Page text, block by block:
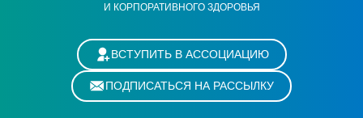
И КОРПОРАТИВНОГО ЗДОРОВЬЯ
ВСТУПИТЬ В АССОЦИАЦИЮ
ПОДПИСАТЬСЯ НА РАССЫЛКУ